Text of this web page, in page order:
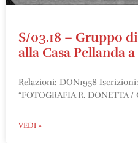
S/03.18 – Gruppo
alla Casa Pellanda a
Relazioni: DON1958
“FOTOGRAFIA R. DONETTA
VEDI »